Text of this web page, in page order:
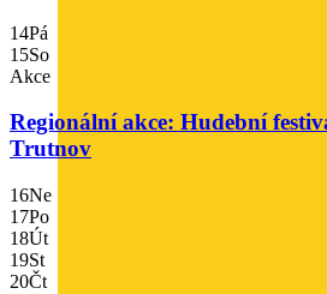
14Pá
15So
Akce
Regionální akce: Hudební
Trutnov
16Ne
17Po
18Út
19St
20Čt